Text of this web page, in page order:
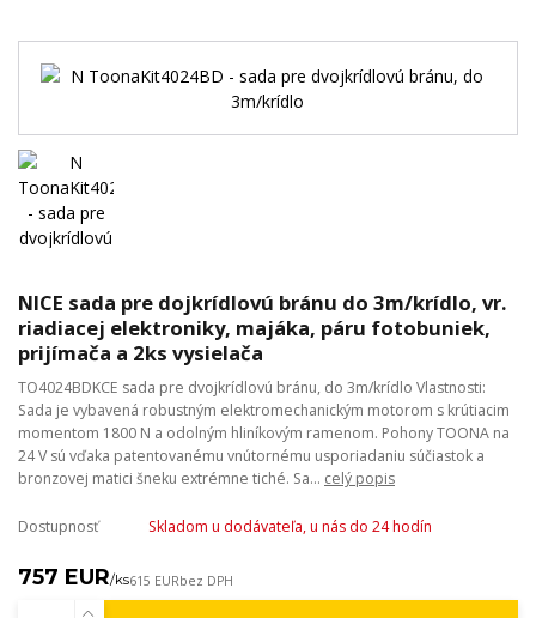
NICE sada pre dojkrídlovú bránu do 3m/krídlo, vr.
riadiacej elektroniky, majáka, páru fotobuniek,
prijímača a 2ks vysielača
TO4024BDKCE sada pre dvojkrídlovú bránu, do 3m/krídlo Vlastnosti:
Sada je vybavená robustným elektromechanickým motorom s krútiacim
momentom 1800 N a odolným hliníkovým ramenom. Pohony TOONA na
24 V sú vďaka patentovanému vnútornému usporiadaniu súčiastok a
bronzovej matici šneku extrémne tiché. Sa... celý popis
Dostupnosť Skladom u dodávateľa, u nás do 24 hodín
757 EUR/ks615 EURbez DPH